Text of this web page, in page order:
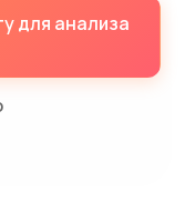
для анализа